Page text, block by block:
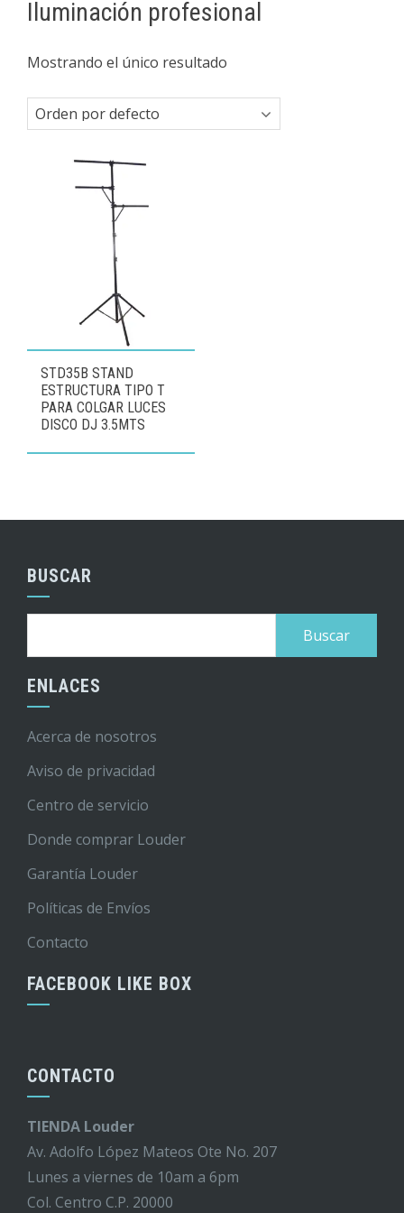
Iluminación profesional
Mostrando el único resultado
STD35B STAND
ESTRUCTURA TIPO T
PARA COLGAR LUCES
DISCO DJ 3.5MTS
BUSCAR
ENLACES
Acerca de nosotros
Aviso de privacidad
Centro de servicio
Donde comprar Louder
Garantía Louder
Políticas de Envíos
Contacto
FACEBOOK LIKE BOX
CONTACTO
TIENDA Louder
Av. Adolfo López Mateos Ote No. 207
Lunes a viernes de 10am a 6pm
Col. Centro C.P. 20000